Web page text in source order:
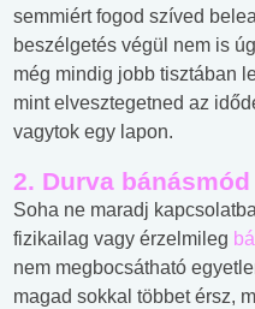
semmiért fogod szíved
beszélgetés végül nem is
még mindig jobb tisztában
mint elvesztegetned az
vagytok egy lapon.
2. Durva bánásmód
Soha ne maradj
fizikailag vagy érzelmileg
nem megbocsátható
magad sokkal többet érsz,